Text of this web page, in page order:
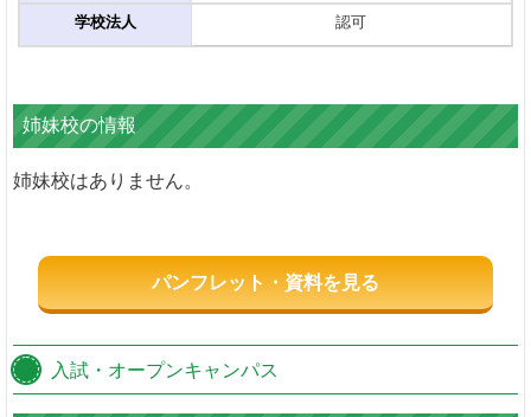
学校法人 認可
姉妹校の情報
姉妹校はありません。
パンフレット・資料を見る
入試・オープンキャンパス